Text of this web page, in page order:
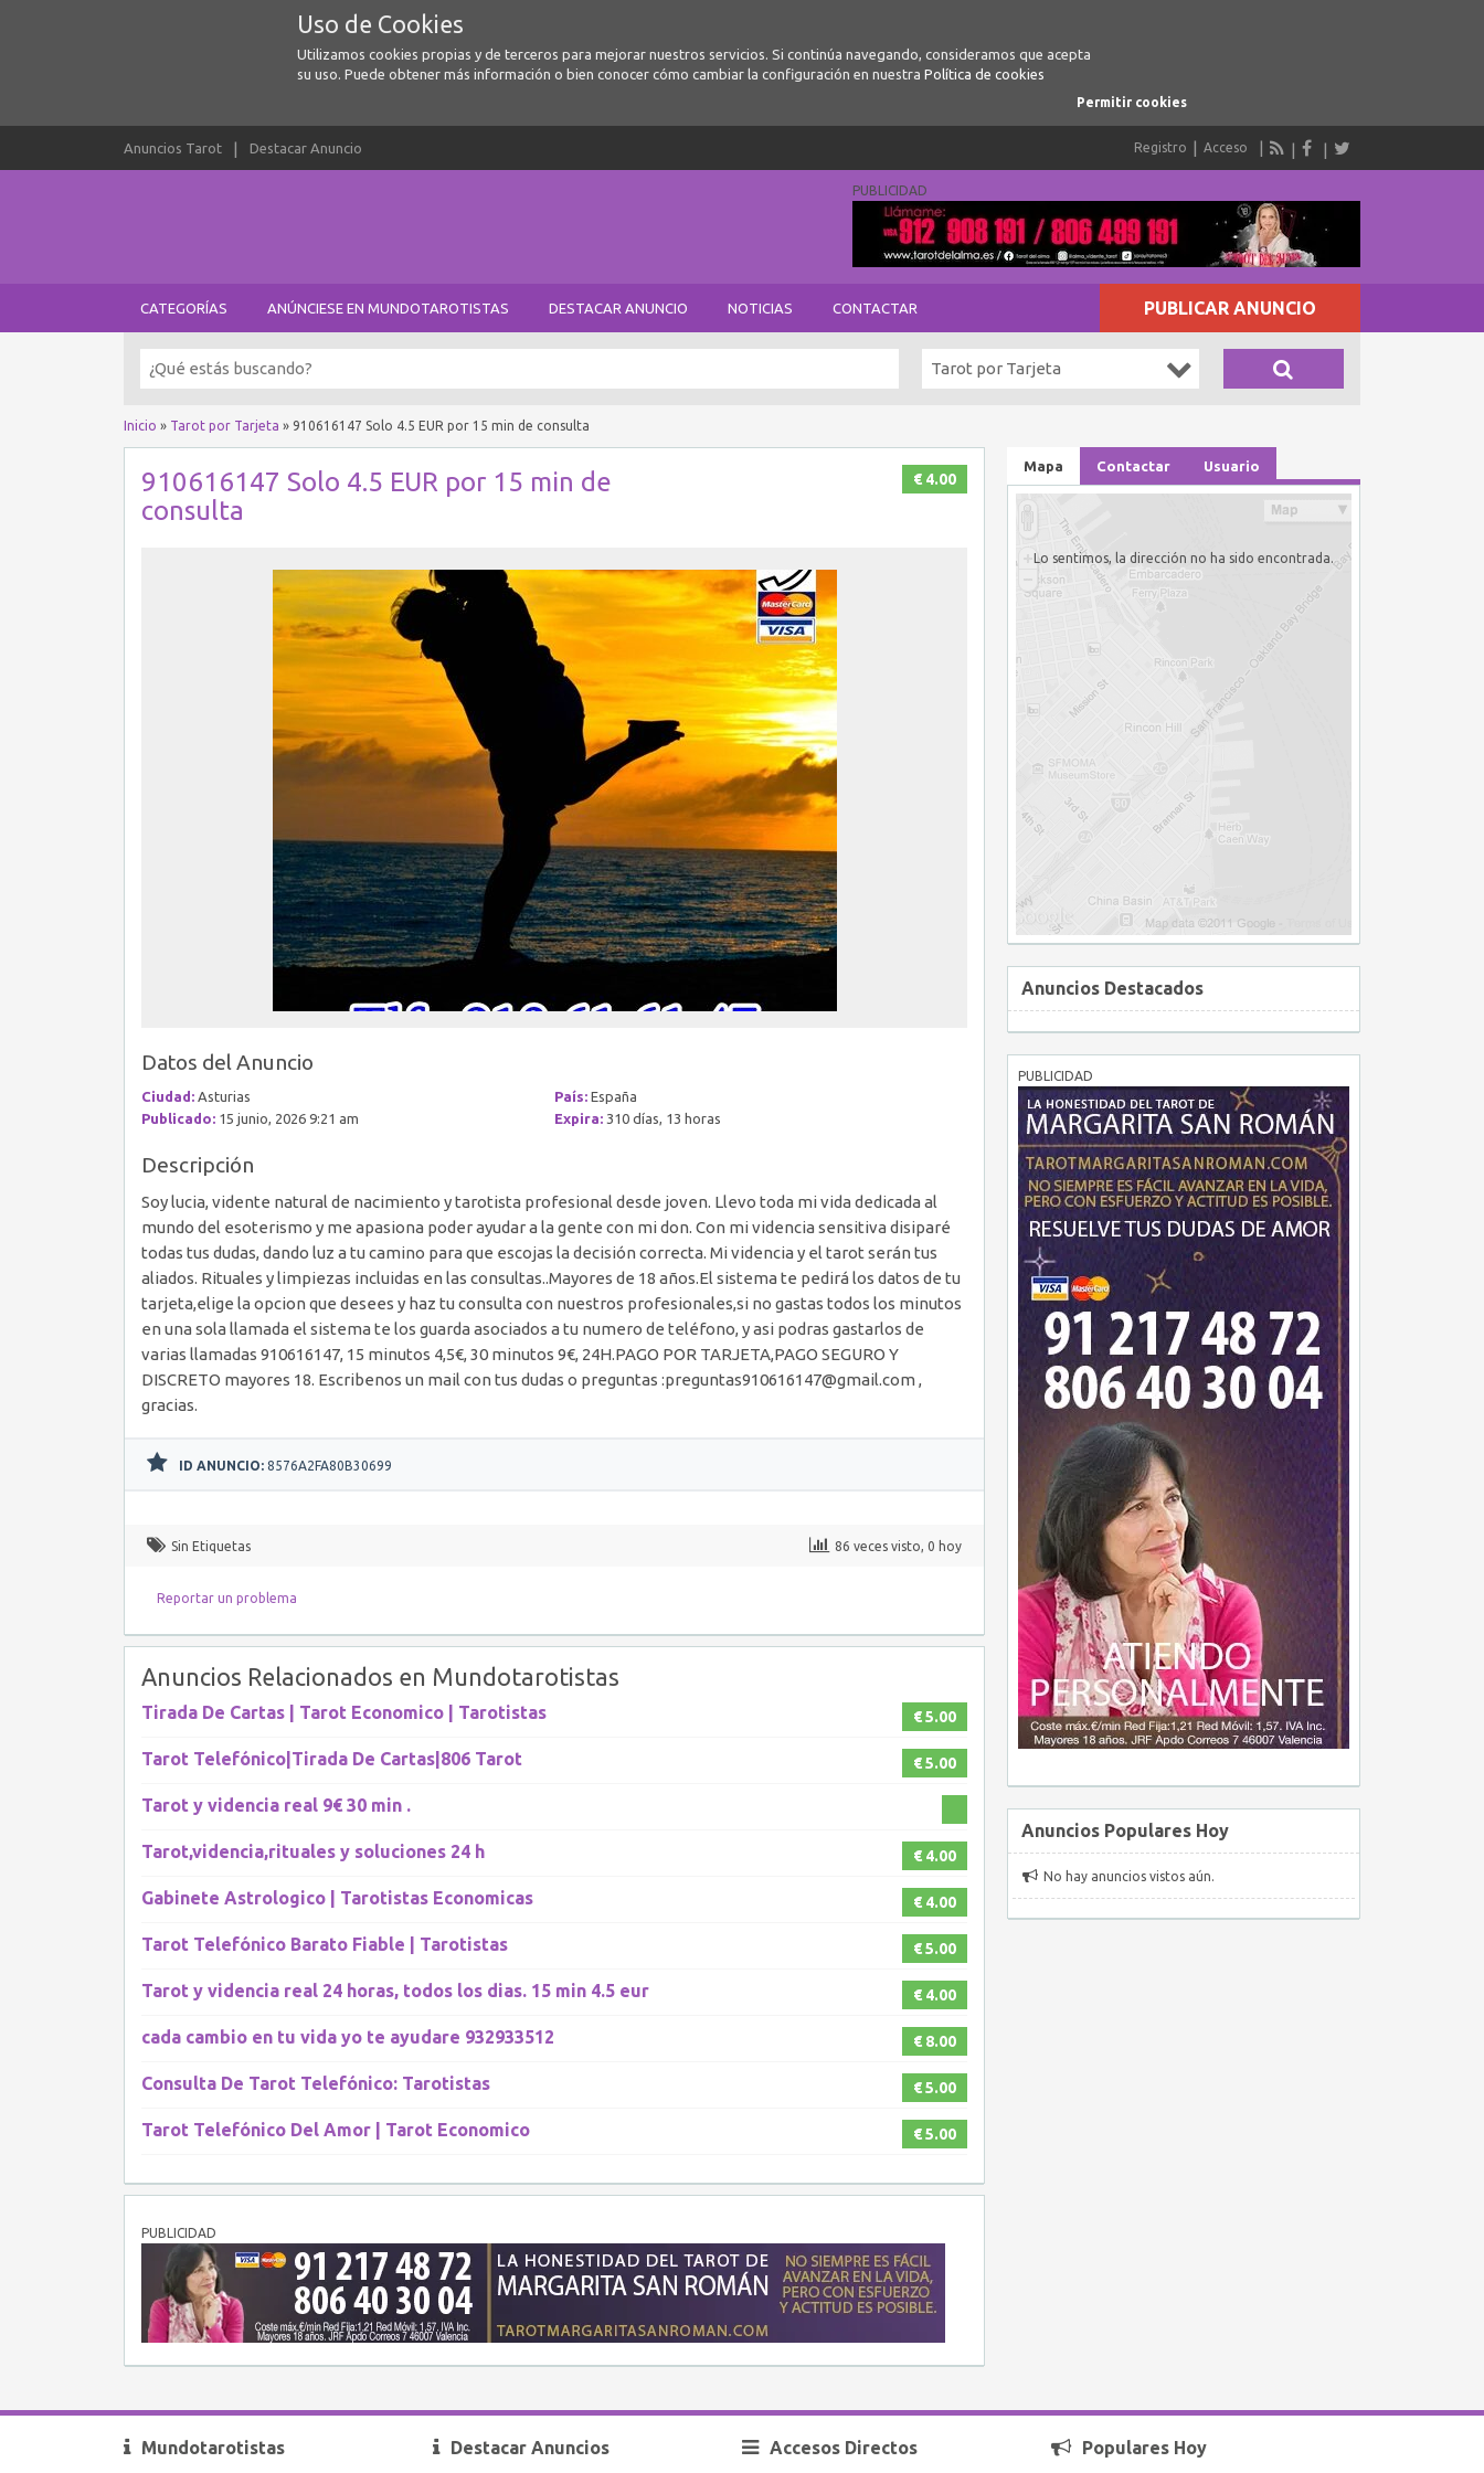
Uso de Cookies
Utilizamos cookies propias y de terceros para mejorar nuestros servicios. Si continúa navegando, consideramos que acepta
su uso. Puede obtener más información o bien conocer cómo cambiar la configuración en nuestra Política de cookies
Permitir cookies
Anuncios Tarot Destacar Anuncio Registro Acceso
PUBLICIDAD
CATEGORÍAS ANÚNCIESE EN MUNDOTAROTISTAS DESTACAR ANUNCIO NOTICIAS CONTACTAR PUBLICAR ANUNCIO
Tarot por Tarjeta
Inicio » Tarot por Tarjeta » 910616147 Solo 4.5 EUR por 15 min de consulta
€ 4.00
910616147 Solo 4.5 EUR por 15 min de
consulta
Datos del Anuncio
Ciudad: Asturias País: España
Publicado: 15 junio, 2026 9:21 am Expira: 310 días, 13 horas
Descripción
Soy lucia, vidente natural de nacimiento y tarotista profesional desde joven. Llevo toda mi vida dedicada al
mundo del esoterismo y me apasiona poder ayudar a la gente con mi don. Con mi videncia sensitiva disiparé
todas tus dudas, dando luz a tu camino para que escojas la decisión correcta. Mi videncia y el tarot serán tus
aliados. Rituales y limpiezas incluidas en las consultas..Mayores de 18 años.El sistema te pedirá los datos de tu
tarjeta,elige la opcion que desees y haz tu consulta con nuestros profesionales,si no gastas todos los minutos
en una sola llamada el sistema te los guarda asociados a tu numero de teléfono, y asi podras gastarlos de
varias llamadas 910616147, 15 minutos 4,5€, 30 minutos 9€, 24H.PAGO POR TARJETA,PAGO SEGURO Y
DISCRETO mayores 18. Escribenos un mail con tus dudas o preguntas :preguntas910616147@gmail.com ,
gracias.
ID ANUNCIO: 8576A2FA80B30699
Sin Etiquetas 86 veces visto, 0 hoy
Reportar un problema
Anuncios Relacionados en Mundotarotistas
€ 5.00
Tirada De Cartas | Tarot Economico | Tarotistas
€ 5.00
Tarot Telefónico|Tirada De Cartas|806 Tarot
Tarot y videncia real 9€ 30 min .
€ 4.00
Tarot,videncia,rituales y soluciones 24 h
€ 4.00
Gabinete Astrologico | Tarotistas Economicas
€ 5.00
Tarot Telefónico Barato Fiable | Tarotistas
€ 4.00
Tarot y videncia real 24 horas, todos los dias. 15 min 4.5 eur
€ 8.00
cada cambio en tu vida yo te ayudare 932933512
€ 5.00
Consulta De Tarot Telefónico: Tarotistas
€ 5.00
Tarot Telefónico Del Amor | Tarot Economico
PUBLICIDAD
Mapa Contactar Usuario
Lo sentimos, la dirección no ha sido encontrada.
Anuncios Destacados
PUBLICIDAD
Anuncios Populares Hoy
No hay anuncios vistos aún.
Mundotarotistas Destacar Anuncios Accesos Directos Populares Hoy